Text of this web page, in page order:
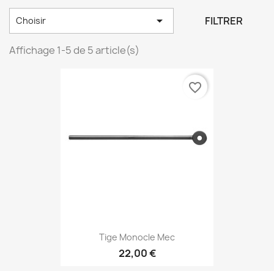
Choisir  FILTRER
Affichage 1-5 de 5 article(s)
Tige Monocle Mec
22,00 €
favorite_border